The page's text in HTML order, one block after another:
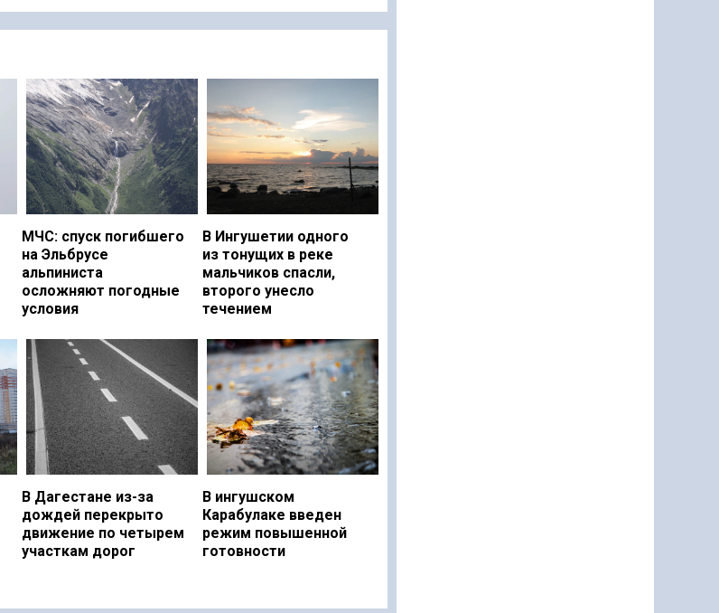
МЧС: спуск погибшего
на Эльбрусе
альпиниста
осложняют погодные
условия
В Ингушетии одного
из тонущих в реке
мальчиков спасли,
второго унесло
течением
В Дагестане из-за
дождей перекрыто
движение по четырем
участкам дорог
В ингушском
Карабулаке введен
режим повышенной
готовности